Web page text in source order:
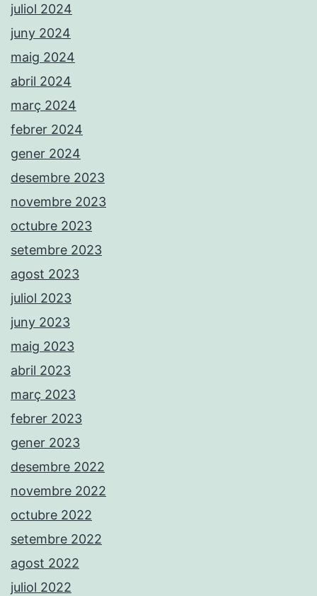
juliol 2024
juny 2024
maig 2024
abril 2024
març 2024
febrer 2024
gener 2024
desembre 2023
novembre 2023
octubre 2023
setembre 2023
agost 2023
juliol 2023
juny 2023
maig 2023
abril 2023
març 2023
febrer 2023
gener 2023
desembre 2022
novembre 2022
octubre 2022
setembre 2022
agost 2022
juliol 2022